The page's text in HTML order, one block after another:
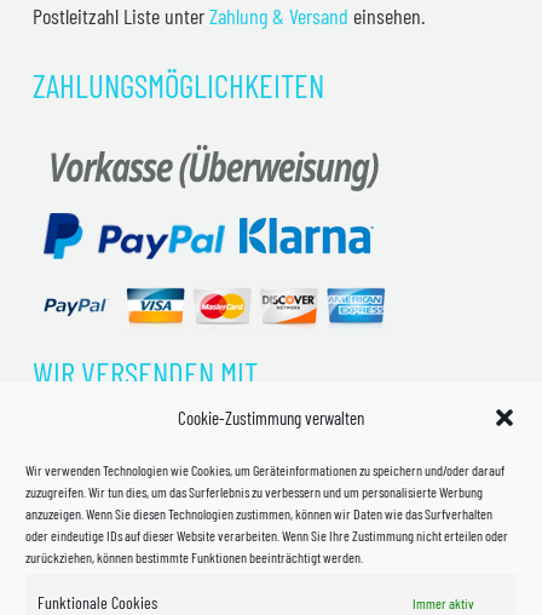
Cookie-Zustimmung verwalten
Wir verwenden Technologien wie Cookies, um Geräteinformationen zu speichern und/oder darauf
zuzugreifen. Wir tun dies, um das Surferlebnis zu verbessern und um personalisierte Werbung
anzuzeigen. Wenn Sie diesen Technologien zustimmen, können wir Daten wie das Surfverhalten
oder eindeutige IDs auf dieser Website verarbeiten. Wenn Sie Ihre Zustimmung nicht erteilen oder
zurückziehen, können bestimmte Funktionen beeinträchtigt werden.
Funktionale Cookies Immer aktiv
Postleitzahl Liste unterZahlung & Versand einsehen.
ZAHLUNGSMÖGLICHKEITEN
WIR VERSENDEN MIT